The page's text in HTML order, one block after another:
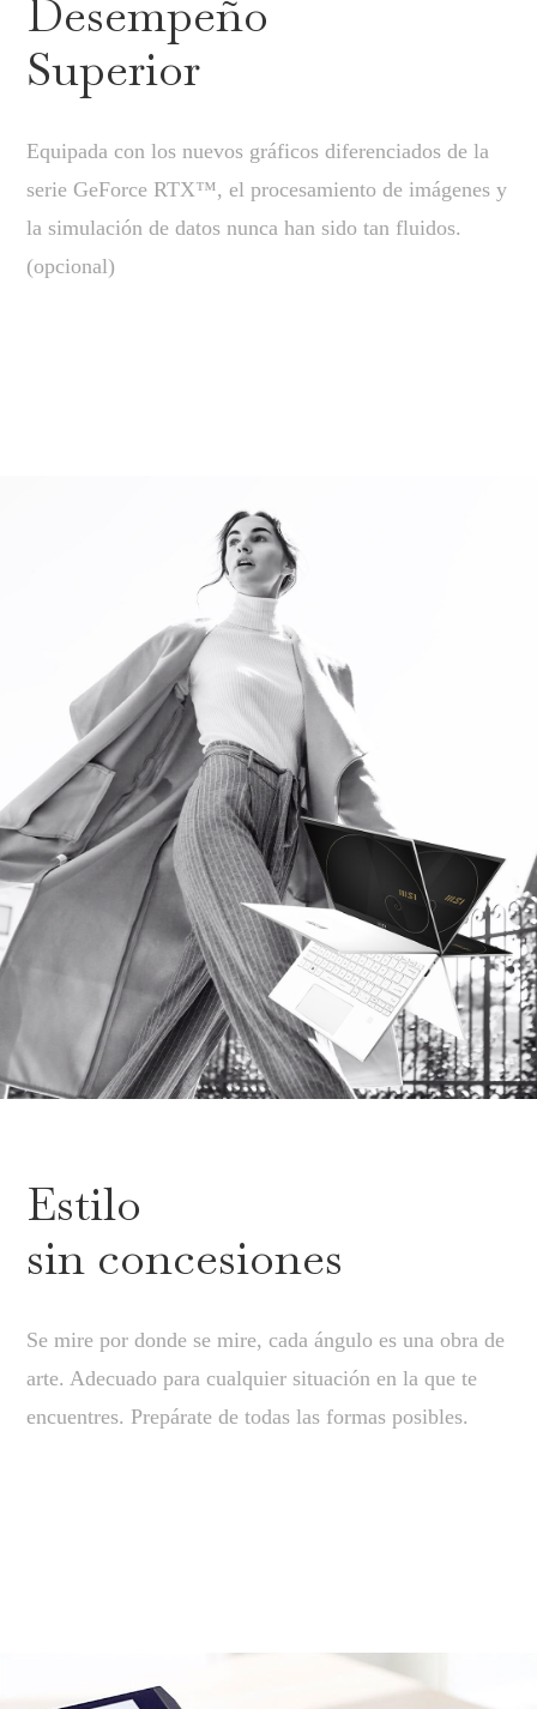
Desempeño
Superior
Equipada con los nuevos gráficos diferenciados de la
serie GeForce RTX™, el procesamiento de imágenes y
la simulación de datos nunca han sido tan fluidos.
(opcional)
Estilo
sin concesiones
Se mire por donde se mire, cada ángulo es una obra de
arte. Adecuado para cualquier situación en la que te
encuentres. Prepárate de todas las formas posibles.